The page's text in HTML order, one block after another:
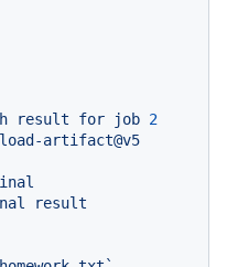
result for job 2
artifact@v5
result